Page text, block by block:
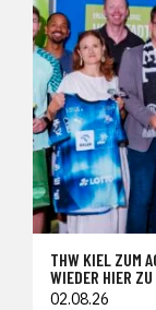
THW KIEL ZUM
WIEDER HIER
02.08.26